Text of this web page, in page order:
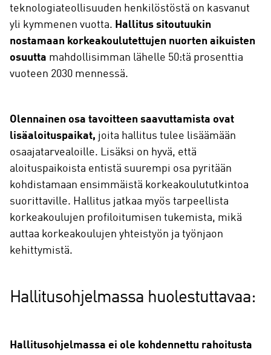
teknologiateollisuuden henkilöstöstä on kasvanut
yli kymmenen vuotta. Hallitus sitoutuukin
nostamaan korkeakoulutettujen nuorten aikuisten
osuutta mahdollisimman lähelle 50:tä prosenttia
vuoteen 2030 mennessä.
Olennainen osa tavoitteen saavuttamista ovat
lisäaloituspaikat, joita hallitus tulee lisäämään
osaajatarvealoille. Lisäksi on hyvä, että
aloituspaikoista entistä suurempi osa pyritään
kohdistamaan ensimmäistä korkeakoulututkintoa
suorittaville. Hallitus jatkaa myös tarpeellista
korkeakoulujen profiloitumisen tukemista, mikä
auttaa korkeakoulujen yhteistyön ja työnjaon
kehittymistä.
Hallitusohjelmassa huolestuttavaa:
Hallitusohjelmassa ei ole kohdennettu rahoitusta